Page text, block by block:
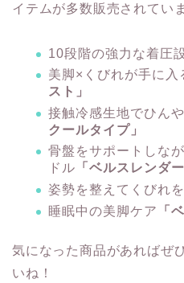
イテムが多数販売されてい
10段階の強力な着圧
美脚×くびれが手に入
スト」
接触冷感生地でひん
クールタイプ」
骨盤をサポートしな
ドル 「ベルスレンダー
姿勢を整えてくびれ
睡眠中の美脚ケア
「
気になった商品があればぜ
いね！